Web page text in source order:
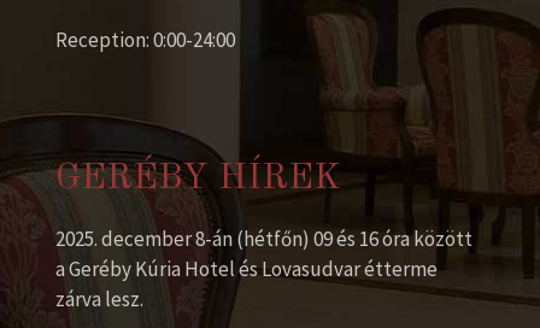
Reception: 0:00-24:00
GERÉBY HÍREK
2025. december 8-án (hétfőn) 09 és 16 óra között
a Geréby Kúria Hotel és Lovasudvar étterme
zárva lesz.